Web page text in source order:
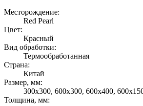
Месторождение:
Red Pearl
Цвет:
Красный
Вид обработки:
Термообработанная
Страна:
Китай
Размер, мм:
300х300, 600х300, 600х400,
Толщина, мм: